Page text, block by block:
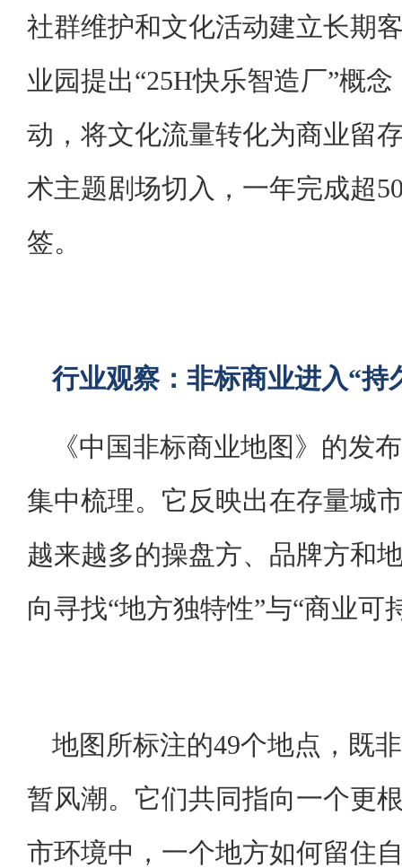
社群维护和文化活动建立长期
业园提出“25H快乐智造厂”概
动，将文化流量转化为商业留
术主题剧场切入，一年完成超
签。
行业观察：非标商业进入“持
《中国非标商业地图》的发
集中梳理。它反映出在存量城
越来越多的操盘方、品牌方和
向寻找“地方独特性”与“商业可
地图所标注的49个地点，既
暂风潮。它们共同指向一个更
市环境中，一个地方如何留住